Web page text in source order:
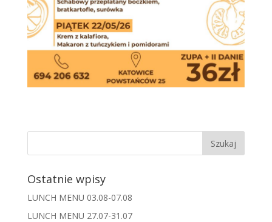
Ostatnie wpisy
LUNCH MENU 03.08-07.08
LUNCH MENU 27.07-31.07